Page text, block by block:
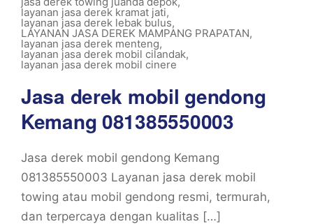
layanan jasa derek kramat jati,
layanan jasa derek lebak bulus,
LAYANAN JASA DEREK MAMPANG PRAPATAN,
layanan jasa derek menteng,
layanan jasa derek mobil cilandak,
layanan jasa derek mobil cinere
Jasa derek mobil gendong
Kemang 081385550003
Jasa derek mobil gendong Kemang
081385550003 Layanan jasa derek mobil
towing atau mobil gendong resmi, termurah,
dan terpercaya dengan kualitas […]